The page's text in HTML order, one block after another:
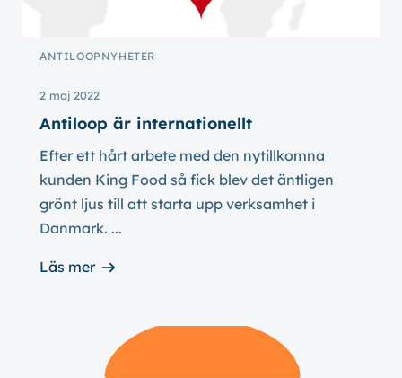
ANTILOOP NYHETER
2 maj 2022
Antiloop är internationellt
Efter ett hårt arbete med den nytillkomna
kunden King Food så fick blev det äntligen
grönt ljus till att starta upp verksamhet i
Danmark. ...
Läs mer